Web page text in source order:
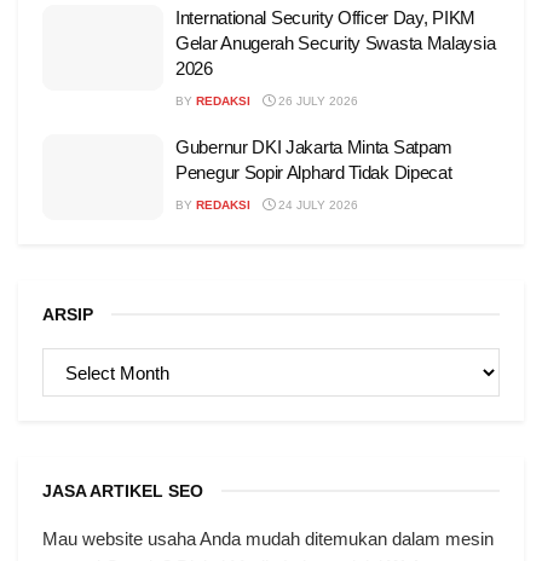
International Security Officer Day, PIKM
Gelar Anugerah Security Swasta Malaysia
2026
BY REDAKSI 26 JULY 2026
Gubernur DKI Jakarta Minta Satpam
Penegur Sopir Alphard Tidak Dipecat
BY REDAKSI 24 JULY 2026
ARSIP
JASA ARTIKEL SEO
Mau website usaha Anda mudah ditemukan dalam mesin